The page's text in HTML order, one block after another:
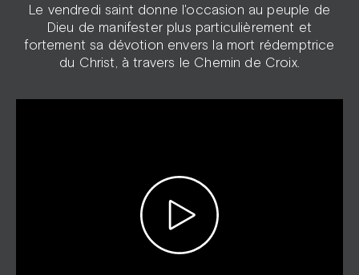
Le vendredi saint donne l'occasion au peuple de
Dieu de manifester plus particulièrement et
fortement sa dévotion envers la mort rédemptrice
du Christ, à travers le Chemin de Croix.